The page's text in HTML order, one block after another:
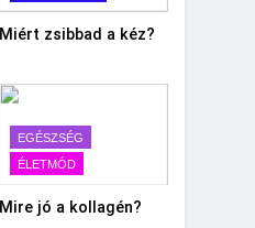
Miért zsibbad a kéz?
EGÉSZSÉG
ÉLETMÓD
Mire jó a kollagén?